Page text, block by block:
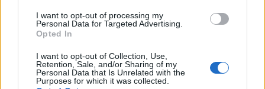
I want to opt-out of processing my
Personal Data for Targeted Advertising.
Opted In
I want to opt-out of Collection, Use,
Retention, Sale, and/or Sharing of my
Personal Data that Is Unrelated with the
Purposes for which it was collected.
Estelar (XLM)
Stellar costumava ser uma das 10 principais criptomoedas,
mas desde então caiu abaixo das 20 principais. No entanto,